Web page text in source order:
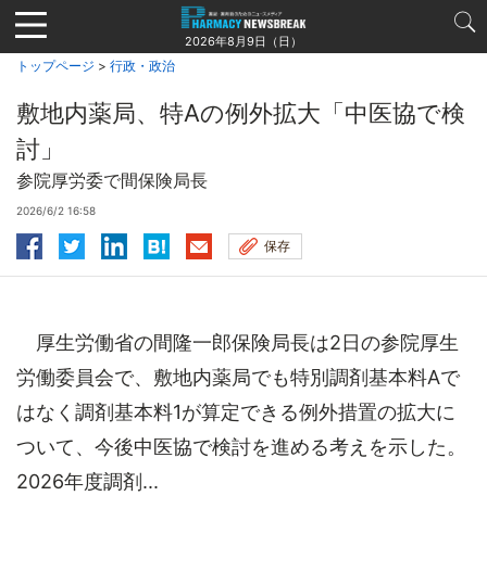
Jump
to
navigation
2026年8月9日（日）
トップページ > 行政・政治
敷地内薬局、特Aの例外拡大「中医協で検
討」
参院厚労委で間保険局長
2026/6/2 16:58
保存
厚生労働省の間隆一郎保険局長は2日の参院厚生
労働委員会で、敷地内薬局でも特別調剤基本料Aで
はなく調剤基本料1が算定できる例外措置の拡大に
ついて、今後中医協で検討を進める考えを示した。
2026年度調剤...